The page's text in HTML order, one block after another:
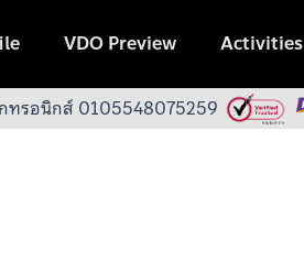
VDO Preview Activities
ทรอนิกส์ 0105548075259